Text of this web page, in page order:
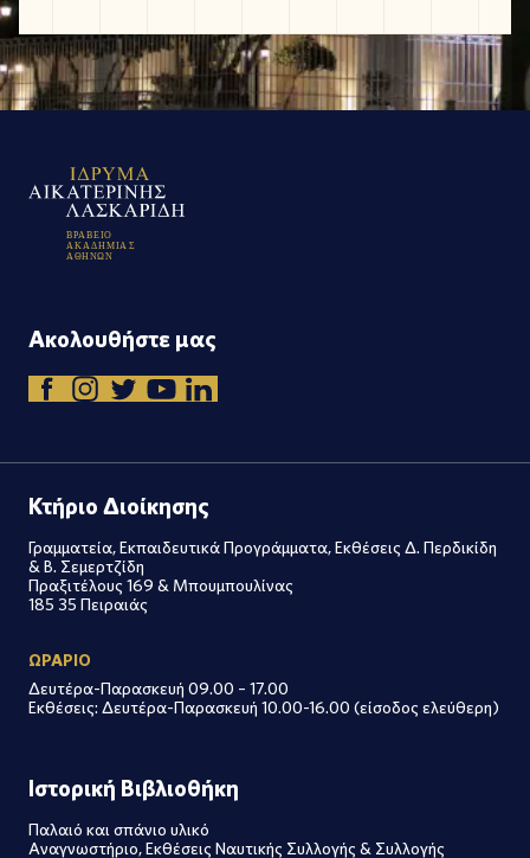
ΒΡΑΒΕΙΟ
ΑΚΑΔΗΜΙΑ Σ
ΑΘΗΝΩΝ
Ακολουθήστε μας
Κτήριο Διοίκησης
Γραμματεία, Εκπαιδευτικά Προγράμματα, Εκθέσεις Δ. Περδικίδη
& Β. Σεμερτζίδη
Πραξιτέλους 169 & Μπουμπουλίνας
185 35 Πειραιάς
ΩΡΑΡΙΟ
Δευτέρα-Παρασκευή 09.00 – 17.00
Εκθέσεις: Δευτέρα-Παρασκευή 10.00-16.00 (είσοδος ελεύθερη)
Ιστορική Βιβλιοθήκη
Παλαιό και σπάνιο υλικό
Αναγνωστήριο, Εκθέσεις Ναυτικής Συλλογής & Συλλογής